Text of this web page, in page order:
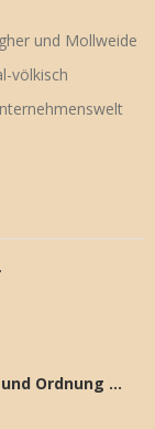
und Mollweide
völkisch
Ordnung …